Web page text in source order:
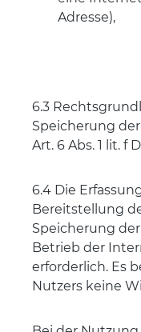
Adresse),
6.3
Speicherung
Art. 6 Abs. 1 lit. f
6.4 Die
Bereitstellung
Speicherung
Betrieb der
erforderlich. Es
Nutzers keine